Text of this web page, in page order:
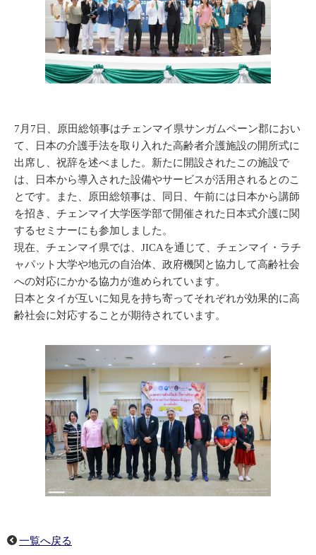
7月7日、原田総領事はチェンマイ県サンガムペーン郡におい
て、日本の介護手法を取り入れた高齢者介護施設の開所式に
出席し、祝辞を述べました。新たに開設されたこの施設で
は、日本から導入された設備やサービスが活用されるとのこ
とです。また、原田総領事は、同日、午前には日本から講師
を招き、チェンマイ大学医学部で開催された日本式介護に関
するセミナーにも参加しました。
現在、チェンマイ県では、JICAを通じて、チェンマイ・ラチ
ャパット大学や地元の自治体、政府機関と協力して高齢社会
への対応にかかる協力が進められています。
日本とタイが互いに知見を持ち寄ってそれぞれが効果的に高
齢社会に対応することが期待されています。
一覧へ戻る